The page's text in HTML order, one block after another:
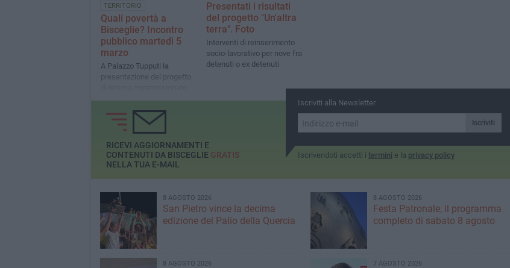
TERRITORIO
Quali povertà a
Bisceglie? Incontro
pubblico martedì 5
marzo
A Palazzo Tupputi la
presentazione del progetto
dal Comune di Bisceglie
all’Università degli studi Al
Presentati i risultati
del progetto "Un'altra
terra". Foto
Interventi di reinserimento
socio-lavorativo per nove fra
detenuti o ex detenuti
Iscriviti alla Newsletter
Iscriviti
Iscrivendoti accetti i termini e la privacy policy
RICEVI AGGIORNAMENTI E
CONTENUTI DA BISCEGLIE GRATIS
NELLA TUA E-MAIL
8 AGOSTO 2026
San Pietro vince la decima
edizione del Palio della Quercia
8 AGOSTO 2026
Festa Patronale, il programma
completo di sabato 8 agosto
8 AGOSTO 2026 7 AGOSTO 2026